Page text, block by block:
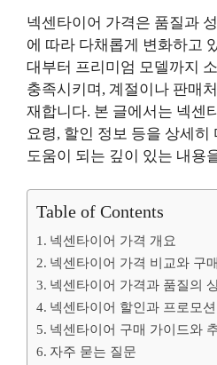
넥센타이어 가격은 품질과
에 따라 다채롭게 변화하고
대부터 프리미엄 모델까지
충족시키며, 계절이나 판매
재합니다. 본 글에서는 넥센
요령, 할인 정보 등을 상세히
도움이 되는 깊이 있는 내용
Table of Contents
넥센타이어 가격 개요
넥센타이어 가격 비교와 구
넥센타이어 가격과 품질의
넥센타이어 할인과 프로모
넥센타이어 구매 가이드와
자주 묻는 질문